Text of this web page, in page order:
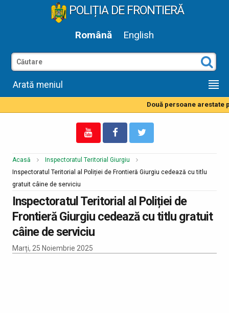
POLIȚIA DE FRONTIERĂ
Română English
Arată meniul
Două persoane arestate
Acasă
Inspectoratul Teritorial Giurgiu
Inspectoratul Teritorial al Poliției de Frontieră Giurgiu cedează cu titlu
gratuit câine de serviciu
Inspectoratul Teritorial al Poliției de
Frontieră Giurgiu cedează cu titlu gratuit
câine de serviciu
Marți, 25 Noiembrie 2025